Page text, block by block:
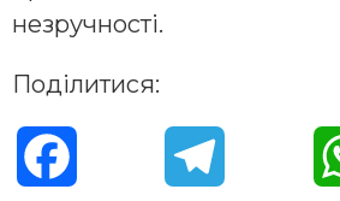
незручності.
Поділитися: